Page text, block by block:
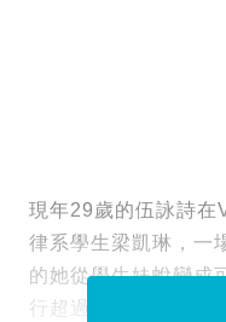
現年29歲的伍詠詩
律系學生梁凱琳，一
的她從學生妹蛻變成
行超過10年的經歷比